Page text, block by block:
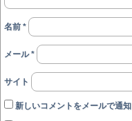
名前 *
メール*
サイト
新しいコメントをメールで通知